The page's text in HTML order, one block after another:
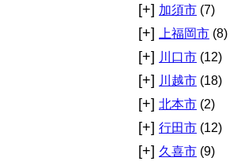
[+] 加須市 (7)
[+] 上福岡市 (8)
[+] 川口市 (12)
[+] 川越市 (18)
[+] 北本市 (2)
[+] 行田市 (12)
[+] 久喜市 (9)